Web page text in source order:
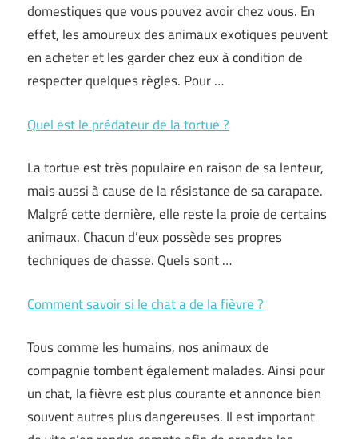
domestiques que vous pouvez avoir chez vous. En
effet, les amoureux des animaux exotiques peuvent
en acheter et les garder chez eux à condition de
respecter quelques règles. Pour …
Quel est le prédateur de la tortue ?
La tortue est très populaire en raison de sa lenteur,
mais aussi à cause de la résistance de sa carapace.
Malgré cette dernière, elle reste la proie de certains
animaux. Chacun d’eux possède ses propres
techniques de chasse. Quels sont …
Comment savoir si le chat a de la fièvre ?
Tous comme les humains, nos animaux de
compagnie tombent également malades. Ainsi pour
un chat, la fièvre est plus courante et annonce bien
souvent autres plus dangereuses. Il est important